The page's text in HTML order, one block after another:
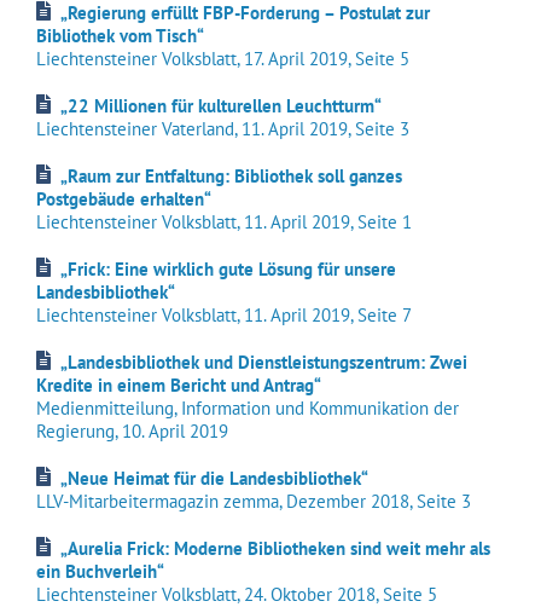
„Regierung erfüllt FBP-Forderung – Postulat zur
Bibliothek vom Tisch“
Liechtensteiner Volksblatt, 17. April 2019, Seite 5
„22 Millionen für kulturellen Leuchtturm“
Liechtensteiner Vaterland, 11. April 2019, Seite 3
„Raum zur Entfaltung: Bibliothek soll ganzes
Postgebäude erhalten“
Liechtensteiner Volksblatt, 11. April 2019, Seite 1
„Frick: Eine wirklich gute Lösung für unsere
Landesbibliothek“
Liechtensteiner Volksblatt, 11. April 2019, Seite 7
„Landesbibliothek und Dienstleistungszentrum: Zwei
Kredite in einem Bericht und Antrag“
Medienmitteilung, Information und Kommunikation der
Regierung, 10. April 2019
„Neue Heimat für die Landesbibliothek“
LLV-Mitarbeitermagazin zemma, Dezember 2018, Seite 3
„Aurelia Frick: Moderne Bibliotheken sind weit mehr als
ein Buchverleih“
Liechtensteiner Volksblatt, 24. Oktober 2018, Seite 5